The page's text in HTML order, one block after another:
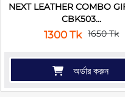
NEXT LEATHER COMBO
CBK503...
1300 Tk 1650 Tk
অর্ডার করুন